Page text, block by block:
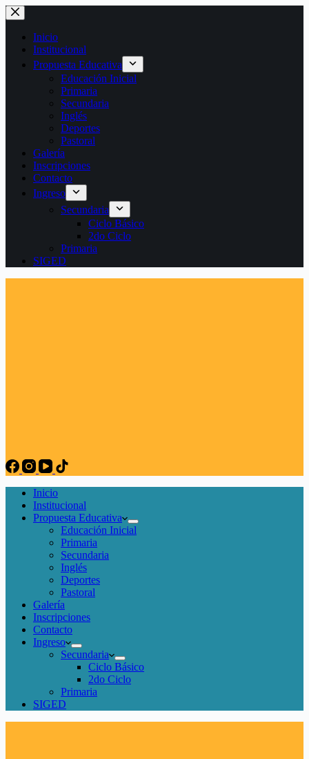
Saltar
al
contenido
Inicio
Institucional
Propuesta Educativa
Educación Inicial
Primaria
Secundaria
Inglés
Deportes
Pastoral
Galería
Inscripciones
Contacto
Ingreso
Secundaria
Ciclo Básico
2do Ciclo
Primaria
SIGED
Inicio
Institucional
Propuesta Educativa
Educación Inicial
Primaria
Secundaria
Inglés
Deportes
Pastoral
Galería
Inscripciones
Contacto
Ingreso
Secundaria
Ciclo Básico
2do Ciclo
Primaria
SIGED